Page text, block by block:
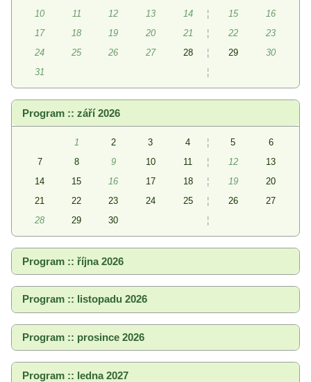
10
11 12 13 14 ¦ 15
16
17
18 19 20 21 ¦ 22
23
24
25 26 27 28 ¦ 29
30
31
¦
Program :: září 2026
1 2 3 4 ¦ 5
6
7
8 9 10 11 ¦ 12
13
14
15 16 17 18 ¦ 19
20
21
22 23 24 25 ¦ 26
27
28
29 30 ¦
Program :: října 2026
Program :: listopadu 2026
Program :: prosince 2026
Program :: ledna 2027